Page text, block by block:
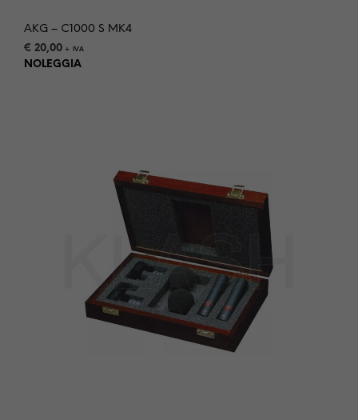
AKG – C1000 S MK4
€ 20,00 + IVA
NOLEGGIA